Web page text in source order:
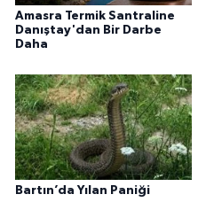
Amasra Termik Santraline
Danıştay'dan Bir Darbe
Daha
Bartın’da Yılan Paniği